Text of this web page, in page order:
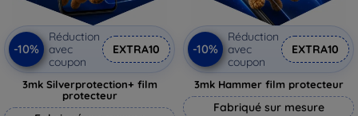
-10%
Réduction
avec
coupon
EXTRA10
3mk Silverprotection+ film
protecteur
-10%
Réduction
avec
coupon
EXTRA10
3mk Hammer film protecteur
Fabriqué sur mesure